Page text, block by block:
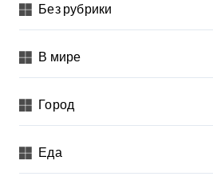
Без рубрики
В мире
Город
Еда